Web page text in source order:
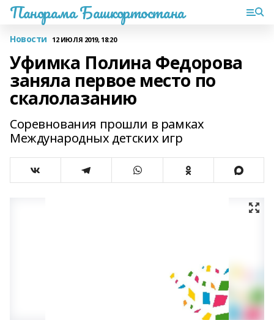
Панорама Башкортостана
Новости 12 ИЮЛЯ 2019, 18:20
Уфимка Полина Федорова
заняла первое место по
скалолазанию
Соревнования прошли в рамках
Международных детских игр